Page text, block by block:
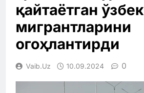
қайтаётган ўзбек
мигрантларини
огоҳлантирди
Vaib.uz 10.09.2024 0